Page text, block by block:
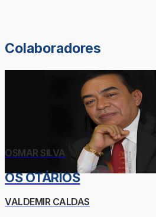
Colaboradores
OSMAR SILVA
OS OTÁRIOS
VALDEMIR CALDAS